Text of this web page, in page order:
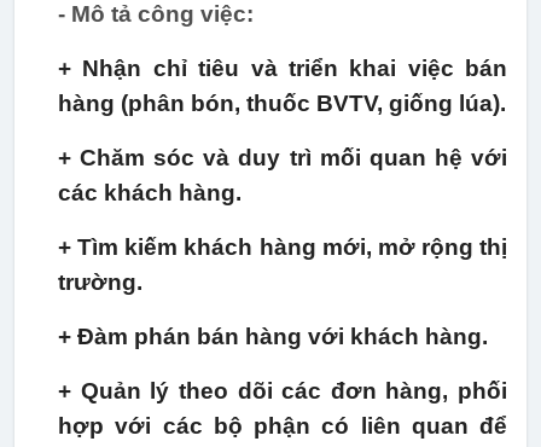
- Mô tả công việc:
+ Nhận chỉ tiêu và triển khai việc bán
hàng (phân bón, thuốc BVTV, giống lúa).
+ Chăm sóc và duy trì mối quan hệ với
các khách hàng.
+ Tìm kiếm khách hàng mới, mở rộng thị
trường.
+ Đàm phán bán hàng với khách hàng.
+ Quản lý theo dõi các đơn hàng, phối
hợp với các bộ phận có liên quan để